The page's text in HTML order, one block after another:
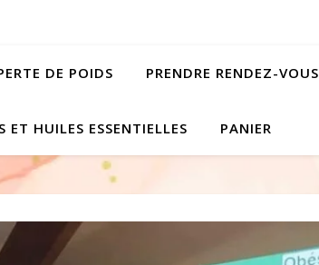
DE POIDS PRENDRE RENDEZ-VOUS
HUILES ESSENTIELLES PANIER